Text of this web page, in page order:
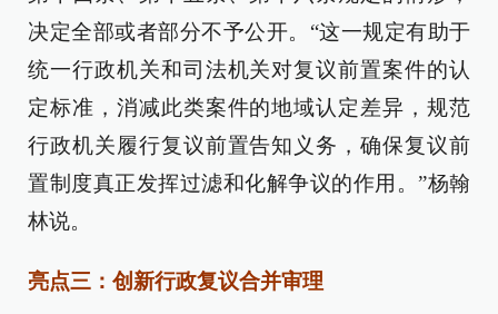
决定全部或者部分不予公开。“这一规定有助于
统一行政机关和司法机关对复议前置案件的认
定标准，消减此类案件的地域认定差异，规范
行政机关履行复议前置告知义务，确保复议前
置制度真正发挥过滤和化解争议的作用。”杨翰
林说。
亮点三：创新行政复议合并审理